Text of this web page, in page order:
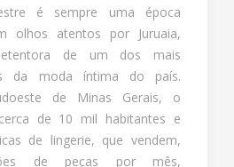
é sempre uma época
olhos atentos por Juruaia,
de um dos mais
da moda íntima do país.
de Minas Gerais, o
de 10 mil habitantes e
de lingerie, que vendem,
de peças por mês,